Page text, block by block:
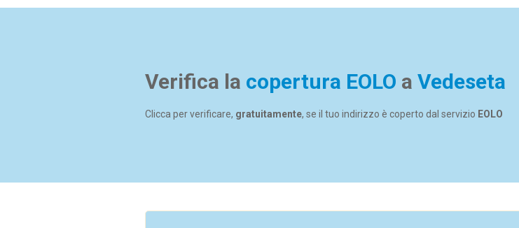
Verifica la copertura EOLO a Vedeseta
Clicca per verificare, gratuitamente, se il tuo indirizzo è coperto dal servizio EOLO